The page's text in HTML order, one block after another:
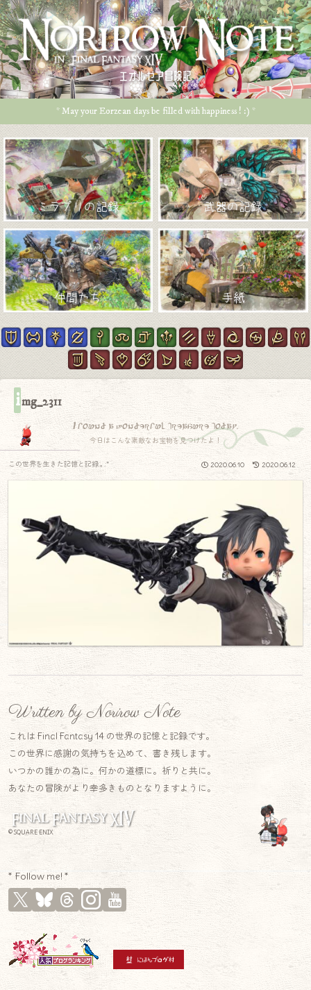
エオルゼア冒険記
* May your Eorzean days be filled with happiness ! :) *
ミラプリの記録 武器の記録
仲間たち 手紙
img_2311
I found a wonderful treasure today.
今日はこんな素敵なお宝物を見つけたよ！
2020.06.10 2020.06.12
この世界を生きた記憶と記録.｡.:*
Written by Norirow Note
これは Final Fantasy 14 の世界の記憶と記録です。
この世界に感謝の気持ちを込めて、書き残します。
いつかの誰かの為に。何かの道標に。祈りと共に。
あなたの冒険がより幸多きものとなりますように。
© SQUARE ENIX
* Follow me! *